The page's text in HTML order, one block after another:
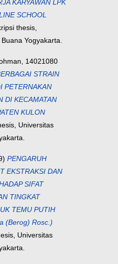
KARYAWAN LPK
SCHOOL
thesis,
Yogyakarta.
14021080
STRAIN
PETERNAKAN
DI KECAMATAN
KULON
Universitas
PENGARUH
EKSTRAKSI DAN
SIFAT
TINGKAT
TEMU PUTIH
(Berog) Rosc.)
Universitas